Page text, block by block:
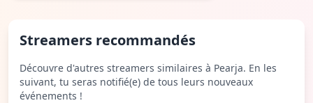
Streamers recommandés
Découvre d'autres streamers similaires à Pearja. En les
suivant, tu seras notifié(e) de tous leurs nouveaux
événements !